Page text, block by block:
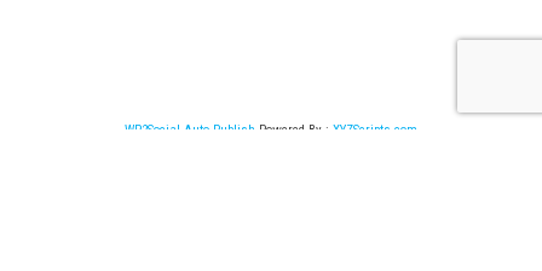
WP2Social Auto Publish Powered By : XYZScripts.com